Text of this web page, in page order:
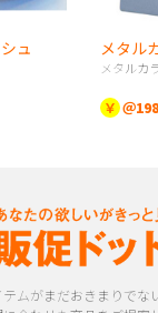
ュ
メタルカ
￥ ＠198
テムがまだおきまりでな